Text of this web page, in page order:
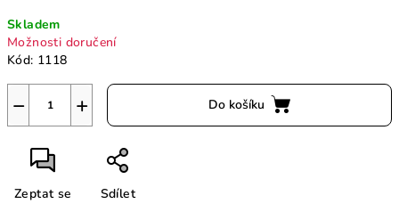
cena:
Skladem
Možnosti doručení
Kód: 1118
+
− Do košíku
Zeptat se Sdílet